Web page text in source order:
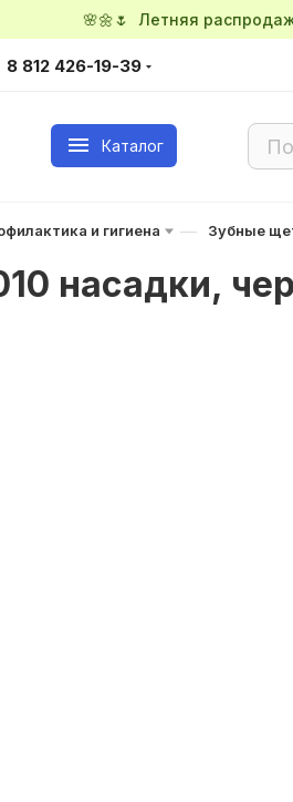
🌸🌼🌷 Летняя
8 812 426-19-39
Каталог
и гигиена — Зубные
насадки,